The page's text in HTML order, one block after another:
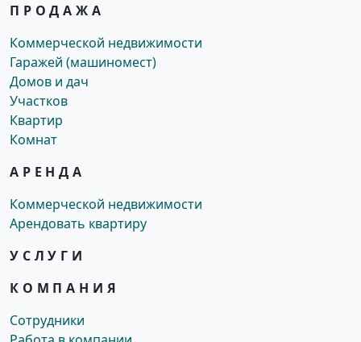
ПРОДАЖА
Коммерческой недвижимости
Гаражей (машиномест)
Домов и дач
Участков
Квартир
Комнат
АРЕНДА
Коммерческой недвижимости
Арендовать квартиру
УСЛУГИ
КОМПАНИЯ
Сотрудники